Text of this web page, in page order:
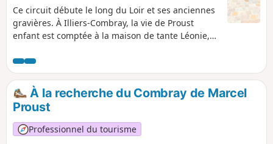
Ce circuit débute le long du Loir et ses anciennes
gravières. À Illiers-Combray, la vie de Proust
enfant est comptée à la maison de tante Léonie,
Proustiens sont agrémentés de panneaux
d'informations sur la faune et la flore. La partie
privée de la Forêt de Champrond, dans le Parc
Naturel Régional du Perche, impose un détour
pour rejoindre la Forêt Domaniale de Montécot,
où il est possible d'y rencontrer chevreuils et
sangliers.
À la recherche du Combray de Marcel
Proust
Professionnel du tourisme